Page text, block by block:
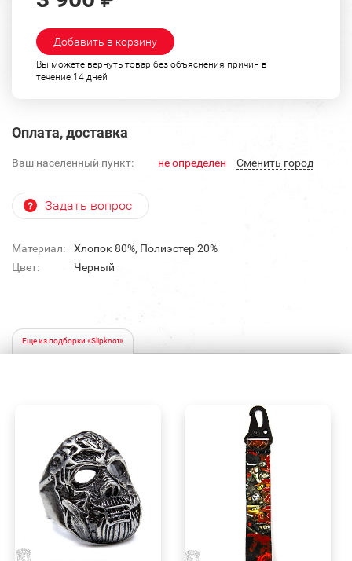
Добавить в корзину
Вы можете вернуть товар без объяснения причин в
течение 14 дней
Оплата, доставка
Ваш населенный пункт: не определен Cменить город
Задать вопрос
Материал:
Хлопок 80%, Полиэстер 20%
Цвет:
Черный
Еще из подборки «Slipknot»